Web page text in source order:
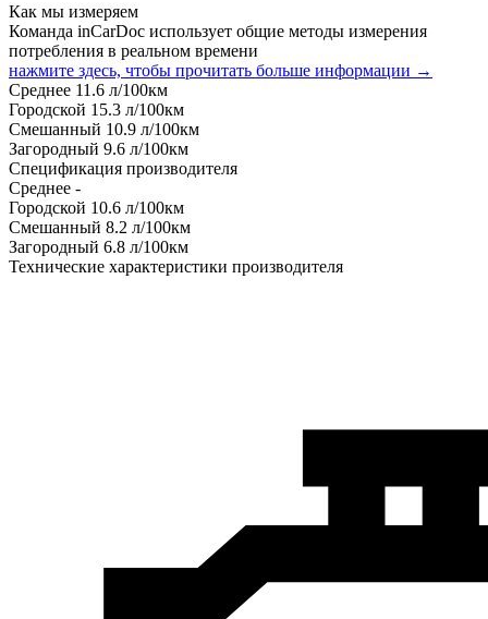
Как мы измеряем
Команда inCarDoc использует общие методы измерения
потребления в реальном времени
нажмите здесь, чтобы прочитать больше информации →
Среднее 11.6 л/100км
Городской 15.3 л/100км
Смешанный 10.9 л/100км
Загородный 9.6 л/100км
Спецификация производителя
Среднее -
Городской 10.6 л/100км
Смешанный 8.2 л/100км
Загородный 6.8 л/100км
Технические характеристики производителя